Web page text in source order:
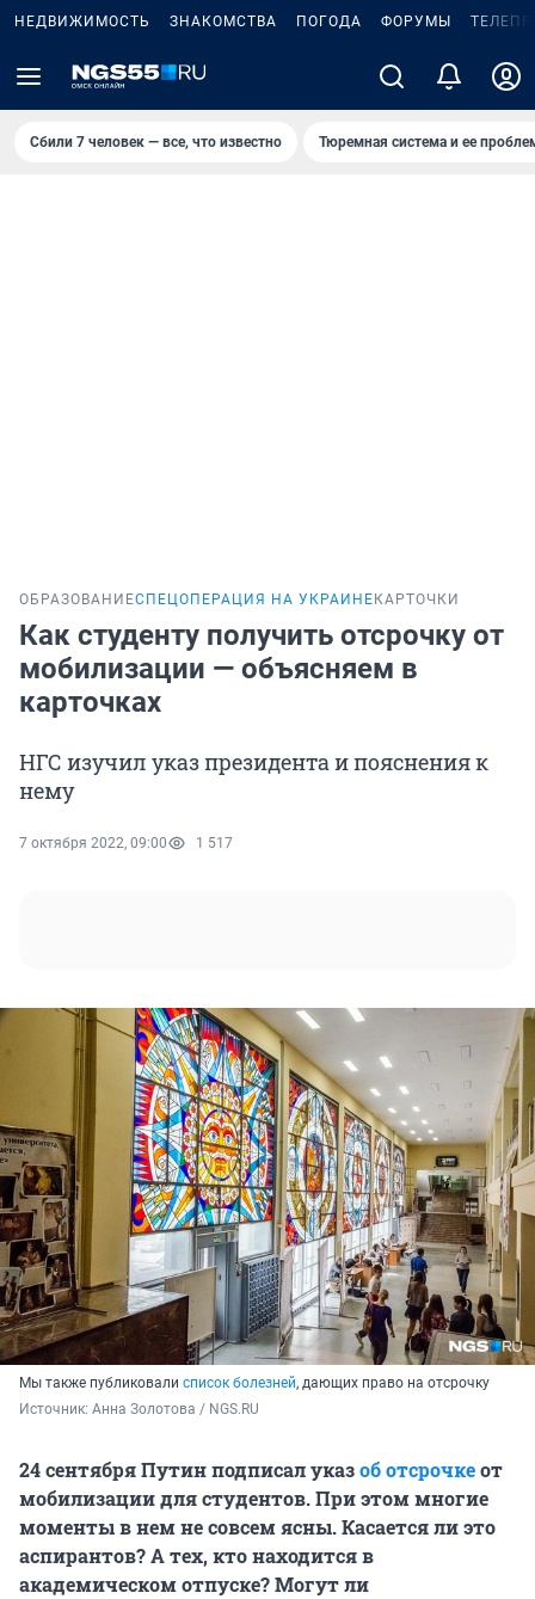
НЕДВИЖИМОСТЬ ЗНАКОМСТВА ПОГОДА ФОРУМЫ
Сбили 7 человек — все, что известно Тюремная система и ее
ОБРАЗОВАНИЕСПЕЦОПЕРАЦИЯ НА УКРАИНЕ КАРТОЧКИ
Как студенту получить отсрочку от
мобилизации — объясняем в
карточках
НГС изучил указ президента и пояснения к
нему
7 октября 2022, 09:00 1 517
Мы также публиковали список болезней, дающих право на отсрочку
Источник: Анна Золотова / NGS.RU
24 сентября Путин подписал указоб отсрочкеот
мобилизации для студентов. При этом многие
моменты в нем не совсем ясны. Касается ли это
аспирантов? А тех, кто находится в
академическом отпуске? Могут ли